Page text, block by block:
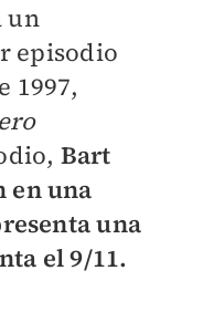
un
episodio
1997,
Bart
en una
una
el 9/11.